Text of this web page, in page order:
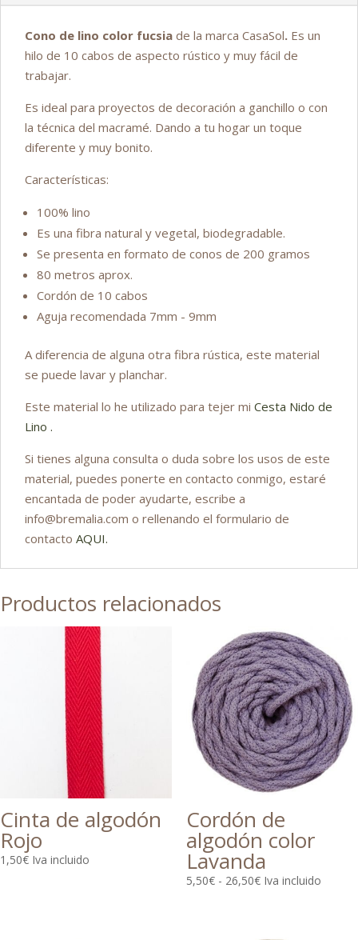
Cono de lino color fucsia de la marca CasaSol. Es un
hilo de 10 cabos de aspecto rústico y muy fácil de
trabajar.
Es ideal para proyectos de decoración a ganchillo o con
la técnica del macramé. Dando a tu hogar un toque
diferente y muy bonito.
Características:
100% lino
Es una fibra natural y vegetal, biodegradable.
Se presenta en formato de conos de 200 gramos
80 metros aprox.
Cordón de 10 cabos
Aguja recomendada 7mm - 9mm
A diferencia de alguna otra fibra rústica, este material
se puede lavar y planchar.
Este material lo he utilizado para tejer mi Cesta Nido de
Lino .
Si tienes alguna consulta o duda sobre los usos de este
material, puedes ponerte en contacto conmigo, estaré
encantada de poder ayudarte, escribe a
info@bremalia.com o rellenando el formulario de
contacto AQUI.
Productos relacionados
Cinta de algodón
Rojo
1,50€ Iva incluido
Cordón de
algodón color
Lavanda
5,50€ - 26,50€Rango
Iva incluido